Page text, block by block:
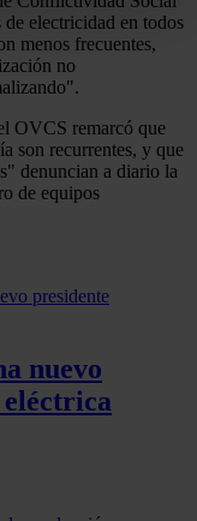
activamente
(huellas
en la
su
la Declaración
de redes
sitio web con
y análisis
información
recopilado a
electricidad en todos
menos frecuentes,
no
OVCS remarcó que
son recurrentes, y que
denuncian a diario la
de equipos
nuevo